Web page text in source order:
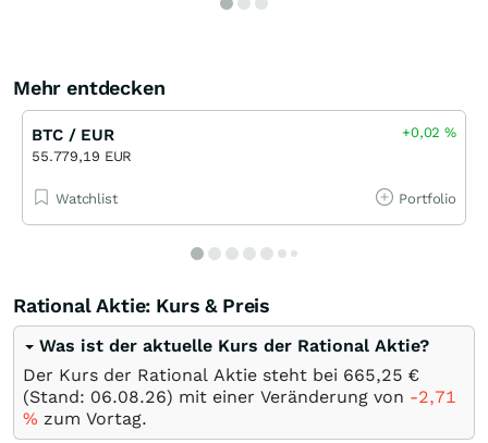
Mehr entdecken
BTC / EUR
55.779,19 EUR
+0,02%
Watchlist Portfolio
Rational Aktie: Kurs & Preis
Was ist der aktuelle Kurs der Rational Aktie?
Der Kurs der Rational Aktie steht bei 665,25 €
(Stand: 06.08.26) mit einer Veränderung von -2,71
% zum Vortag.